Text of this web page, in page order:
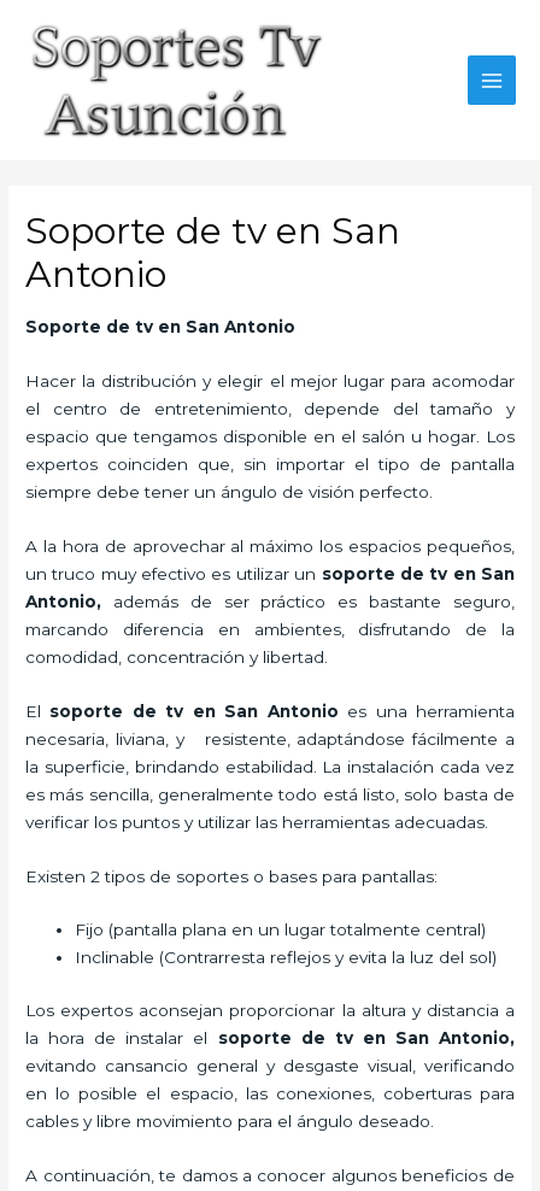
content
Soporte de tv en San
Antonio
Soporte de tv en San Antonio
Hacer la distribución y elegir el mejor lugar para acomodar
el centro de entretenimiento, depende del tamaño y
espacio que tengamos disponible en el salón u hogar. Los
expertos coinciden que, sin importar el tipo de pantalla
siempre debe tener un ángulo de visión perfecto.
A la hora de aprovechar al máximo los espacios pequeños,
un truco muy efectivo es utilizar un soporte de tv en San
Antonio, además de ser práctico es bastante seguro,
marcando diferencia en ambientes, disfrutando de la
comodidad, concentración y libertad.
El soporte de tv en San Antonio es una herramienta
necesaria, liviana, y resistente, adaptándose fácilmente a
la superficie, brindando estabilidad. La instalación cada vez
es más sencilla, generalmente todo está listo, solo basta de
verificar los puntos y utilizar las herramientas adecuadas.
Existen 2 tipos de soportes o bases para pantallas:
Fijo (pantalla plana en un lugar totalmente central)
Inclinable (Contrarresta reflejos y evita la luz del sol)
Los expertos aconsejan proporcionar la altura y distancia a
la hora de instalar el soporte de tv en San Antonio,
evitando cansancio general y desgaste visual, verificando
en lo posible el espacio, las conexiones, coberturas para
cables y libre movimiento para el ángulo deseado.
A continuación, te damos a conocer algunos beneficios de